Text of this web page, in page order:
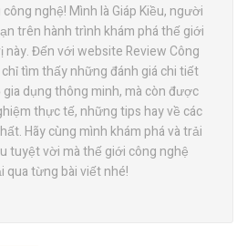
nghệ! Mình là Giáp Kiều, người
trên hành trình khám phá thế giới
này. Đến với website Review Công
tìm thấy những đánh giá chi tiết
dụng thông minh, mà còn được
thực tế, những tips hay về các
Hãy cùng mình khám phá và trải
tuyệt vời mà thế giới công nghệ
qua từng bài viết nhé!